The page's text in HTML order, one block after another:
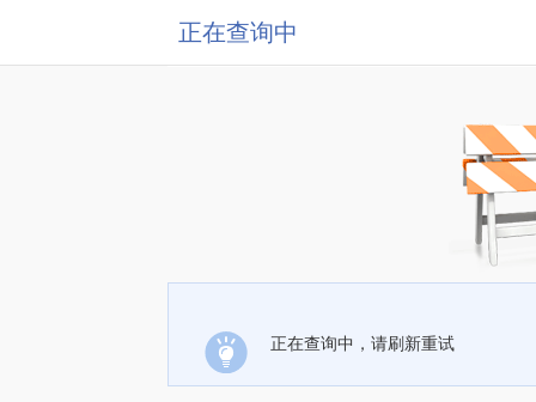
正在查询中
正在查询中，请刷新重试